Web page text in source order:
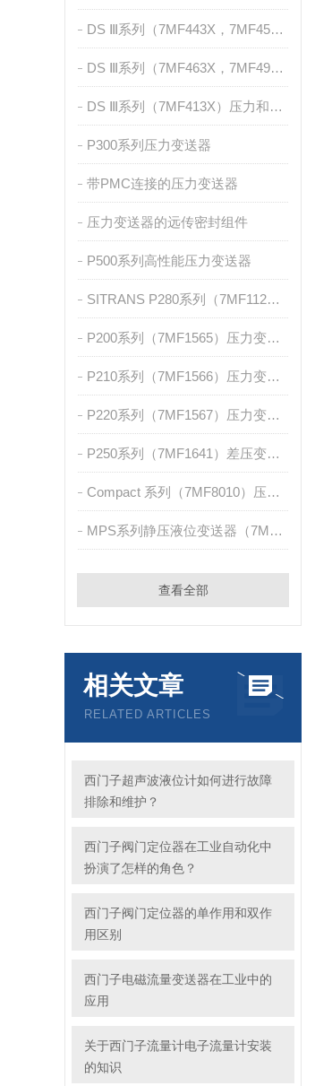
DS Ⅲ系列（7MF443X，7MF453X）差压和流量测量
DS Ⅲ系列（7MF463X，7MF4912，7MF2741）液位测量
DS Ⅲ系列（7MF413X）压力和绝压测量，带前置膜片
P300系列压力变送器
带PMC连接的压力变送器
压力变送器的远传密封组件
P500系列高性能压力变送器
SITRANS P280系列（7MF1120）
P200系列（7MF1565）压力变送器
P210系列（7MF1566）压力变送器
P220系列（7MF1567）压力变送器
P250系列（7MF1641）差压变送器
Compact 系列（7MF8010）压力/绝压测量
MPS系列静压液位变送器（7MF1570）
查看全部
相关文章
RELATED ARTICLES
西门子超声波液位计如何进行故障
排除和维护？
西门子阀门定位器在工业自动化中
扮演了怎样的角色？
西门子阀门定位器的单作用和双作
用区别
西门子电磁流量变送器在工业中的
应用
关于西门子流量计电子流量计安装
的知识